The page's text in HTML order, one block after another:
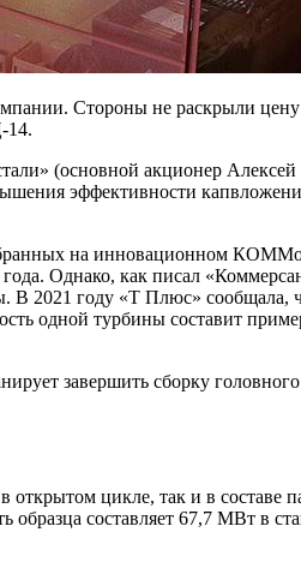
Стороны не раскрыли цену
14.
(основной акционер
эффективности
на инновационном
Однако, как писал
В 2021 году «Т Плюс» сообщала,
одной турбины составит
завершить сборку
цикле, так и в составе
составляет 67,7 МВт в